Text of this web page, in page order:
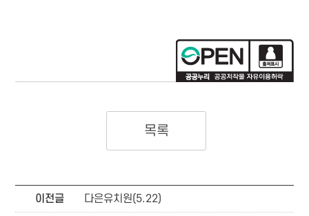
목록
이전글 다은유치원(5.22)